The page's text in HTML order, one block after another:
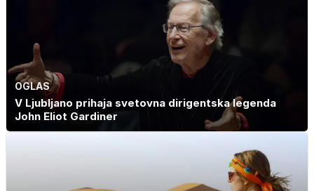
OGLAS
V Ljubljano prihaja svetovna dirigentska legenda
John Eliot Gardiner